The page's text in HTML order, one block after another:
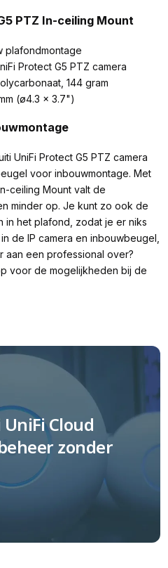
PTZ In-ceiling Mount
plafondmontage
Protect G5 PTZ camera
144 gram
(ø4.3 x 3.7")
UniFi Protect G5 PTZ camera
voor inbouwmontage. Met
ceiling Mount valt de
minder op. Je kunt zo ook de
het plafond, zodat je er niks
de IP camera en inbouwbeugel,
aan een professional over?
voor de mogelijkheden bij de
Cloud
zonder